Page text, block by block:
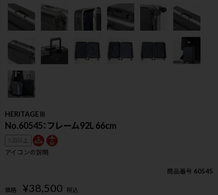
HERITAGEⅢ
No.60545：フレーム92L 66cm
5泊以上
アイコンの説明
商品番号 60545
価格 ¥38,500 税込